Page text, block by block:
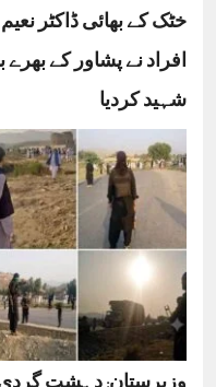
خٹک کے بھائی ڈاکٹر
افراد نے پشاور کے
شہید کردیا